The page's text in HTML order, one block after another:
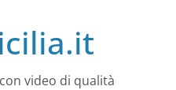
video di qualità